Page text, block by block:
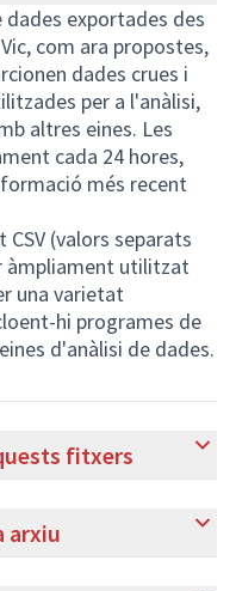
exportades des
com ara propostes,
dades crues i
per a l'anàlisi,
altres eines. Les
cada 24 hores,
més recent
(valors separats
àmpliament utilitzat
una varietat
hi programes de
d'anàlisi de dades.
fitxers
arxiu